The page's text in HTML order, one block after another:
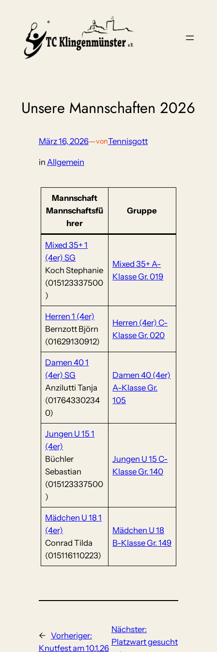
springen
Unsere Mannschaften 2026
März 16, 2026—vonTennisgott
in Allgemein
Mannschaft
Mannschaftsfü
hrer
Gruppe
Mixed 35+ 1
(4er) SG
Koch Stephanie
(015123337500
)
Mixed 35+ A-
Klasse Gr. 019
Herren 1 (4er)
Bernzott Björn
(01629130912)
Herren (4er) C-
Klasse Gr. 020
Damen 40 1
(4er) SG
Anzilutti Tanja
(01764330234
0)
Damen 40 (4er)
A-Klasse Gr.
105
Jungen U 15 1
(4er)
Büchler
Sebastian
(015123337500
)
Jungen U 15 C-
Klasse Gr. 140
Mädchen U 18 1
(4er)
Conrad Tilda
(015116110223)
Mädchen U 18
B-Klasse Gr. 149
← Vorheriger:
Knutfest am 10.1.26
Nächster:
Platzwart gesucht